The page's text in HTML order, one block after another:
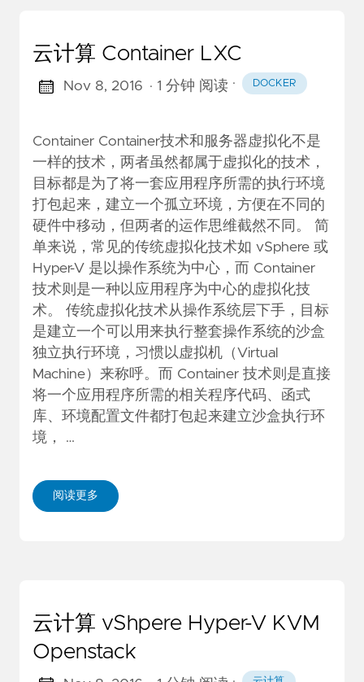
云计算 Container LXC
Nov 8, 2016 · 1 分钟 阅读 · DOCKER
Container Container技术和服务器虚拟化不是
一样的技术，两者虽然都属于虚拟化的技术，
目标都是为了将一套应用程序所需的执行环境
打包起来，建立一个孤立环境，方便在不同的
硬件中移动，但两者的运作思维截然不同。 简
单来说，常见的传统虚拟化技术如 vSphere 或
Hyper-V 是以操作系统为中心，而 Container
技术则是一种以应用程序为中心的虚拟化技
术。 传统虚拟化技术从操作系统层下手，目标
是建立一个可以用来执行整套操作系统的沙盒
独立执行环境，习惯以虚拟机（Virtual
Machine）来称呼。而 Container 技术则是直接
将一个应用程序所需的相关程序代码、函式
库、环境配置文件都打包起来建立沙盒执行环
境， …
阅读更多
云计算 vShpere Hyper-V KVM
Openstack